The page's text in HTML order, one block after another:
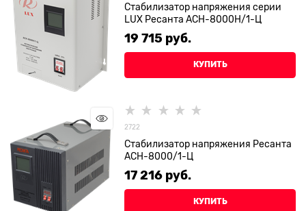
Стабилизатор напряжения серии
LUX Ресанта АСН-8000Н/1-Ц
19 715 руб.
КУПИТЬ
2722
Стабилизатор напряжения Ресанта
АСН-8000/1-Ц
17 216 руб.
КУПИТЬ